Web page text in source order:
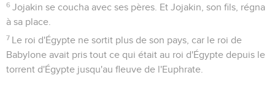
6 Jojakin se coucha avec ses pères. Et Jojakin, son fils, régna
à sa place.
7 Le roi d'Égypte ne sortit plus de son pays, car le roi de
Babylone avait pris tout ce qui était au roi d'Égypte depuis le
torrent d'Égypte jusqu'au fleuve de l'Euphrate.